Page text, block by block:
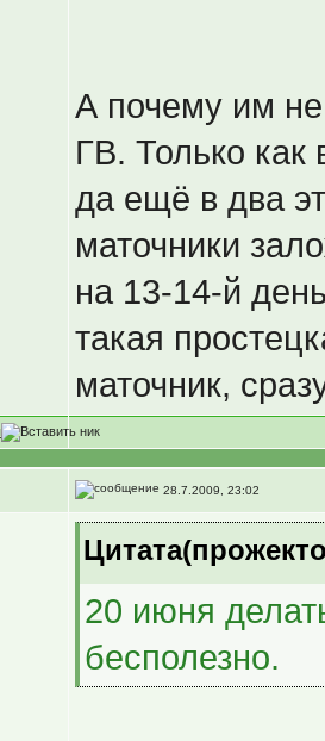
А почему им
ГВ. Только
да ещё в два
маточники
на 13-14-й
такая
маточник,
28.7.2009, 23:02
20 июня
бесполезно.